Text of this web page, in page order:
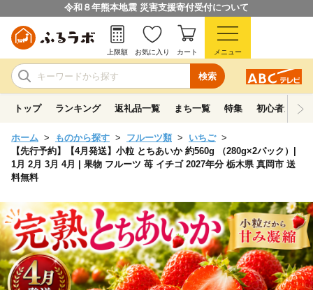
令和８年熊本地震 災害支援寄付受付について
検索
上限額 お気に入り カート メニュー
トップ ランキング 返礼品一覧 まち一覧 特集 初心者ガイド
ホーム ものから探す フルーツ類
いちご
【先行予約】【4月発送】小粒 とちあいか 約560g （280g×2パック）|
1月 2月 3月 4月 | 果物 フルーツ 苺 イチゴ 2027年分 栃木県 真岡市 送
料無料